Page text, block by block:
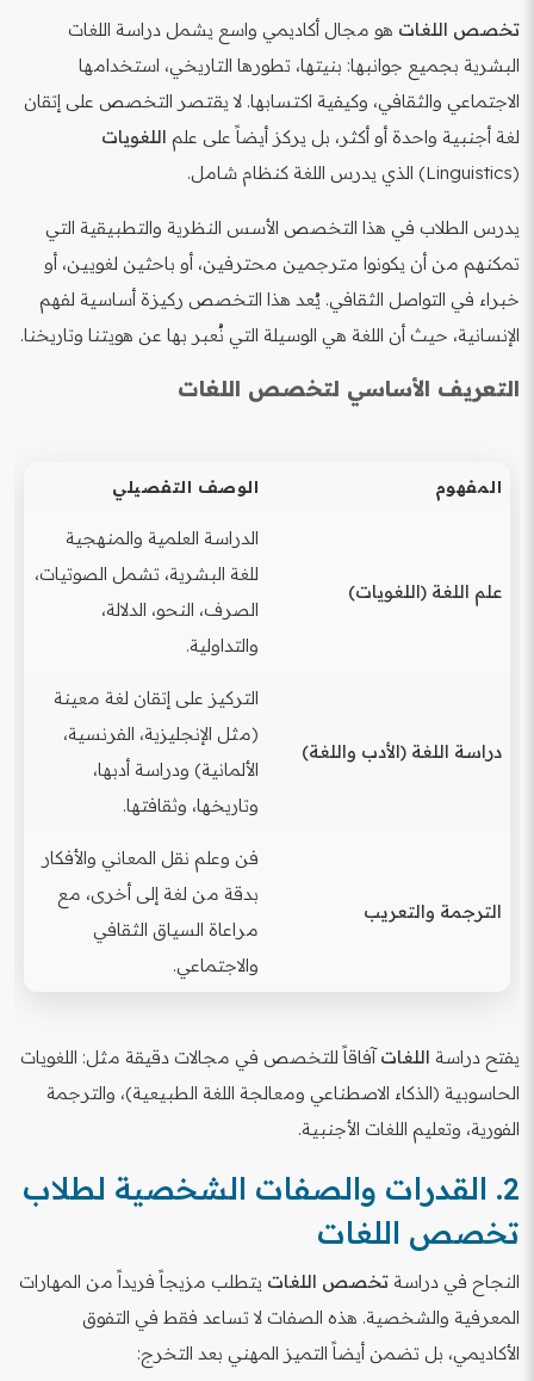
تخصص اللغات هو مجال أكاديمي واسع يشمل دراسة اللغات
البشرية بجميع جوانبها: بنيتها، تطورها التاريخي، استخدامها
الاجتماعي والثقافي، وكيفية اكتسابها. لا يقتصر التخصص على إتقان
لغة أجنبية واحدة أو أكثر، بل يركز أيضاً على علم اللغويات
(Linguistics) الذي يدرس اللغة كنظام شامل.
يدرس الطلاب في هذا التخصص الأسس النظرية والتطبيقية التي
تمكنهم من أن يكونوا مترجمين محترفين، أو باحثين لغويين، أو
خبراء في التواصل الثقافي. يُعد هذا التخصص ركيزة أساسية لفهم
الإنسانية، حيث أن اللغة هي الوسيلة التي نُعبر بها عن هويتنا وتاريخنا.
التعريف الأساسي لتخصص اللغات
المفهوم الوصف التفصيلي
علم اللغة (اللغويات)
الدراسة العلمية والمنهجية
للغة البشرية، تشمل الصوتيات،
الصرف، النحو، الدلالة،
والتداولية.
دراسة اللغة (الأدب واللغة)
التركيز على إتقان لغة معينة
(مثل الإنجليزية، الفرنسية،
الألمانية) ودراسة أدبها،
وتاريخها، وثقافتها.
الترجمة والتعريب
فن وعلم نقل المعاني والأفكار
بدقة من لغة إلى أخرى، مع
مراعاة السياق الثقافي
والاجتماعي.
يفتح دراسة اللغاتآفاقاً للتخصص في مجالات دقيقة مثل: اللغويات
الحاسوبية (الذكاء الاصطناعي ومعالجة اللغة الطبيعية)، والترجمة
الفورية، وتعليم اللغات الأجنبية.
2. القدرات والصفات الشخصية لطلاب
تخصص اللغات
النجاح في دراسة تخصص اللغات يتطلب مزيجاً فريداً من المهارات
المعرفية والشخصية. هذه الصفات لا تساعد فقط في التفوق
الأكاديمي، بل تضمن أيضاً التميز المهني بعد التخرج: